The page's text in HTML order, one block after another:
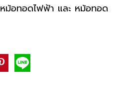
หม้อทอดไฟฟ้า และ หม้อทอด